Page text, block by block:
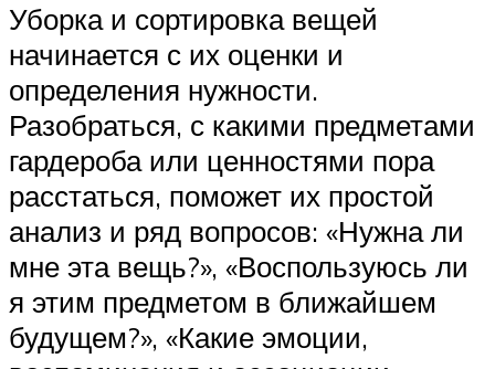
Уборка и сортировка вещей
начинается с их оценки и
определения нужности.
Разобраться, с какими предметами
гардероба или ценностями пора
расстаться, поможет их простой
анализ и ряд вопросов: «Нужна ли
мне эта вещь?», «Воспользуюсь ли
я этим предметом в ближайшем
будущем?», «Какие эмоции,